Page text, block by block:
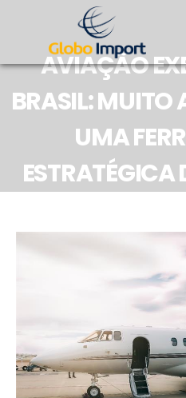
AVIAÇÃO
BRASIL: MUITO
UMA
ESTRATÉGICA